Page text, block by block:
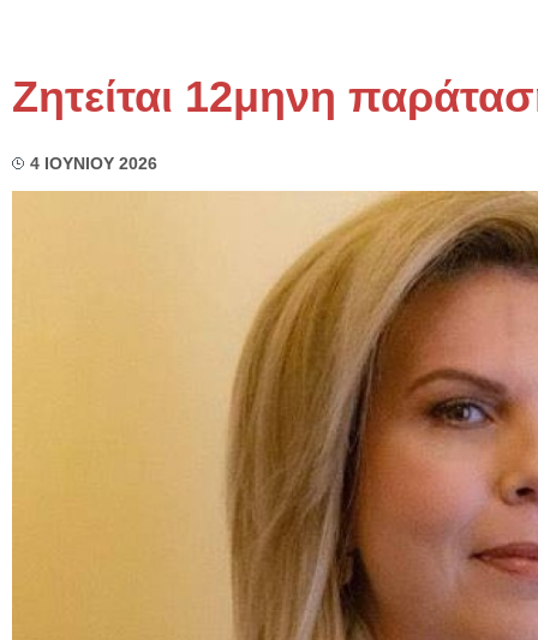
Ζητείται 12μηνη
4 ΙΟΥΝΙΟΥ 2026